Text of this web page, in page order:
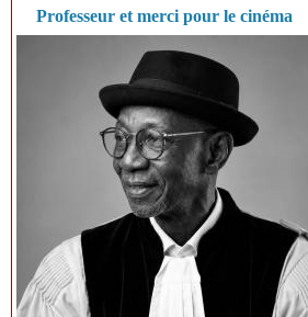
Professeur et merci pour le cinéma